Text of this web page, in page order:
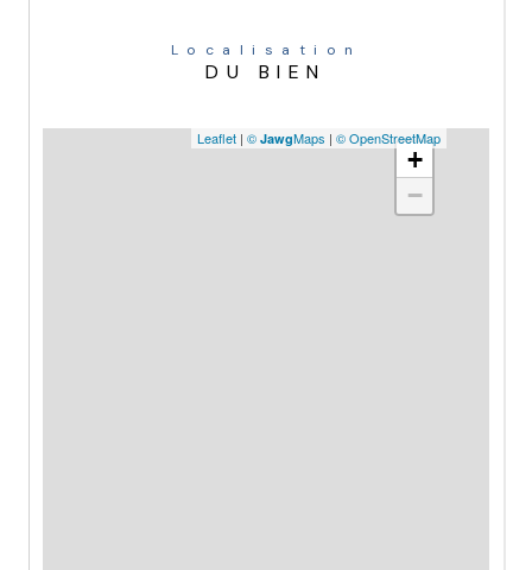
Localisation
DU BIEN
+
−
Leaflet | © JawgMaps | © OpenStreetMap